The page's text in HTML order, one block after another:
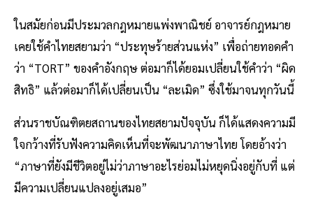
ในสมัยก่อนมีประมวลกฎหมายแพ่งพาณิชย์ อาจารย์กฎหมาย
เคยใช้คำไทยสยามว่า “ประทุษร้ายส่วนแห่ง” เพื่อถ่ายทอดคำ
ว่า “TORT” ของคำอังกฤษ ต่อมาก็ได้ยอมเปลี่ยนใช้คำว่า “ผิด
สิทธิ” แล้วต่อมาก็ได้เปลี่ยนเป็น “ละเมิด” ซึ่งใช้มาจนทุกวันนี้
ส่วนราชบัณฑิตยสถานของไทยสยามปัจจุบัน ก็ได้แสดงความมี
ใจกว้างที่รับฟังความคิดเห็นที่จะพัฒนาภาษาไทย โดยอ้างว่า
“ภาษาที่ยังมีชีวิตอยู่ไม่ว่าภาษาอะไรย่อมไม่หยุดนิ่งอยู่กับที่ แต่
มีความเปลี่ยนแปลงอยู่เสมอ”